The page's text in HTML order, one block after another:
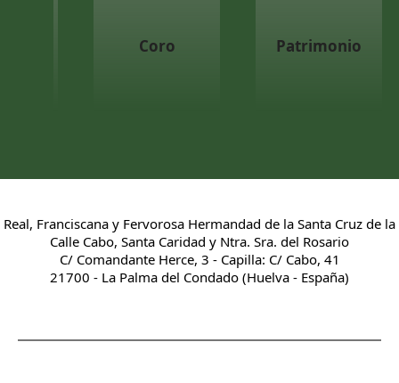
Coro Patrimonio
Real, Franciscana y Fervorosa Hermandad de la Santa Cruz de la
Calle Cabo, Santa Caridad y Ntra. Sra. del Rosario
C/ Comandante Herce, 3 - Capilla: C/ Cabo, 41
21700 - La Palma del Condado (Huelva - España)